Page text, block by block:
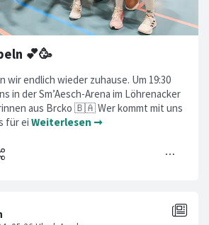
💕🥳
wir endlich wieder zuhause. Um 19:30
in der Sm’Aesch-Arena im Löhrenacker
aus Brcko 🇧🇦 Wer kommt mit uns
für ei Weiterlesen ➞